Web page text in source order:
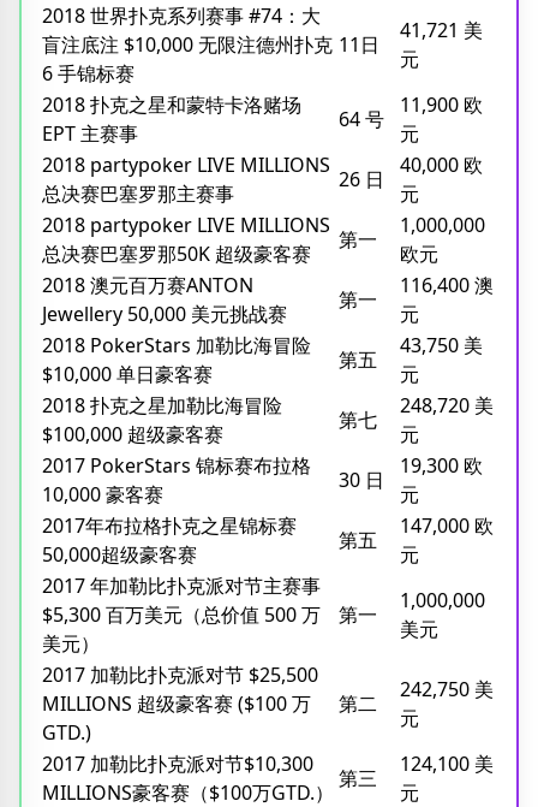
2018 世界扑克系列赛事 #74：大
盲注底注 $10,000 无限注德州扑克
6 手锦标赛
11日
41,721 美
元
2018 扑克之星和蒙特卡洛赌场
EPT 主赛事
64 号
11,900 欧
元
2018 partypoker LIVE MILLIONS
总决赛巴塞罗那主赛事
26 日
40,000 欧
元
2018 partypoker LIVE MILLIONS
总决赛巴塞罗那50K 超级豪客赛
第一
1,000,000
欧元
2018 澳元百万赛ANTON
Jewellery 50,000 美元挑战赛
第一
116,400 澳
元
2018 PokerStars 加勒比海冒险
$10,000 单日豪客赛
第五
43,750 美
元
2018 扑克之星加勒比海冒险
$100,000 超级豪客赛
第七
248,720 美
元
2017 PokerStars 锦标赛布拉格
10,000 豪客赛
30 日
19,300 欧
元
2017年布拉格扑克之星锦标赛
50,000超级豪客赛
第五
147,000 欧
元
2017 年加勒比扑克派对节主赛事
$5,300 百万美元（总价值 500 万
美元）
第一
1,000,000
美元
2017 加勒比扑克派对节 $25,500
MILLIONS 超级豪客赛 ($100 万
GTD.)
第二
242,750 美
元
2017 加勒比扑克派对节$10,300
MILLIONS豪客赛（$100万GTD.）
第三
124,100 美
元